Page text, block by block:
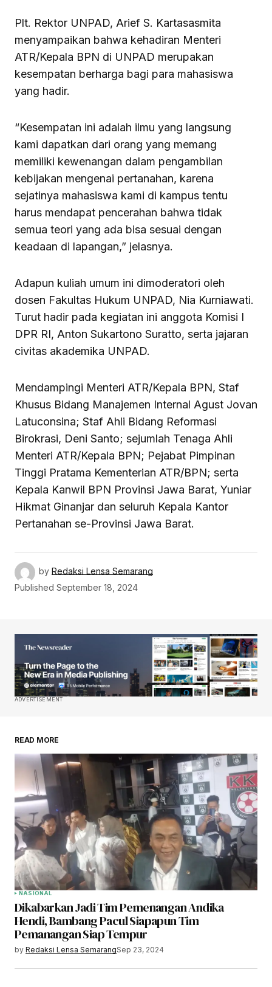
Plt. Rektor UNPAD, Arief S. Kartasasmita
menyampaikan bahwa kehadiran Menteri
ATR/Kepala BPN di UNPAD merupakan
kesempatan berharga bagi para mahasiswa
yang hadir.
“Kesempatan ini adalah ilmu yang langsung
kami dapatkan dari orang yang memang
memiliki kewenangan dalam pengambilan
kebijakan mengenai pertanahan, karena
sejatinya mahasiswa kami di kampus tentu
harus mendapat pencerahan bahwa tidak
semua teori yang ada bisa sesuai dengan
keadaan di lapangan,” jelasnya.
Adapun kuliah umum ini dimoderatori oleh
dosen Fakultas Hukum UNPAD, Nia Kurniawati.
Turut hadir pada kegiatan ini anggota Komisi I
DPR RI, Anton Sukartono Suratto, serta jajaran
civitas akademika UNPAD.
Mendampingi Menteri ATR/Kepala BPN, Staf
Khusus Bidang Manajemen Internal Agust Jovan
Latuconsina; Staf Ahli Bidang Reformasi
Birokrasi, Deni Santo; sejumlah Tenaga Ahli
Menteri ATR/Kepala BPN; Pejabat Pimpinan
Tinggi Pratama Kementerian ATR/BPN; serta
Kepala Kanwil BPN Provinsi Jawa Barat, Yuniar
Hikmat Ginanjar dan seluruh Kepala Kantor
Pertanahan se-Provinsi Jawa Barat.
by Redaksi Lensa Semarang
Published September 18, 2024
ADVERTISEMENT
READ MORE
NASIONAL
Dikabarkan Jadi Tim Pemenangan Andika
Hendi, Bambang Pacul Siapapun Tim
Pemanangan Siap Tempur
by Redaksi Lensa SemarangSep 23, 2024